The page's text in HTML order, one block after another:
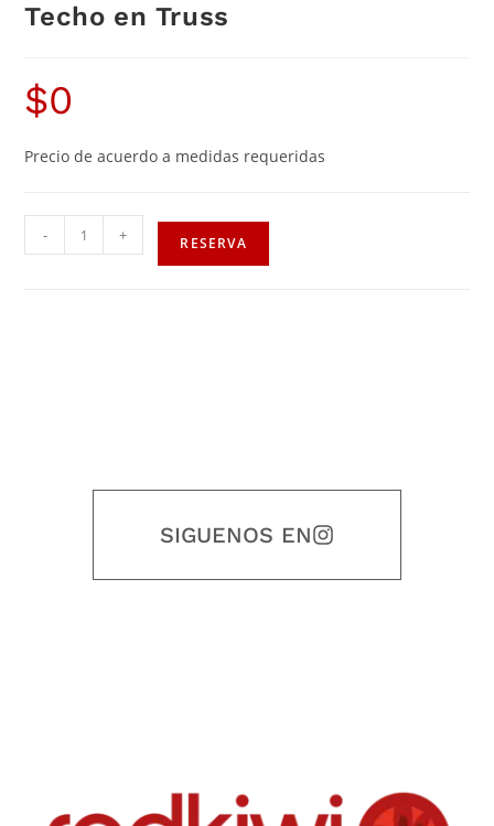
Techo en Truss
$0
Precio de acuerdo a medidas requeridas
- + RESERVA
SIGUENOS EN